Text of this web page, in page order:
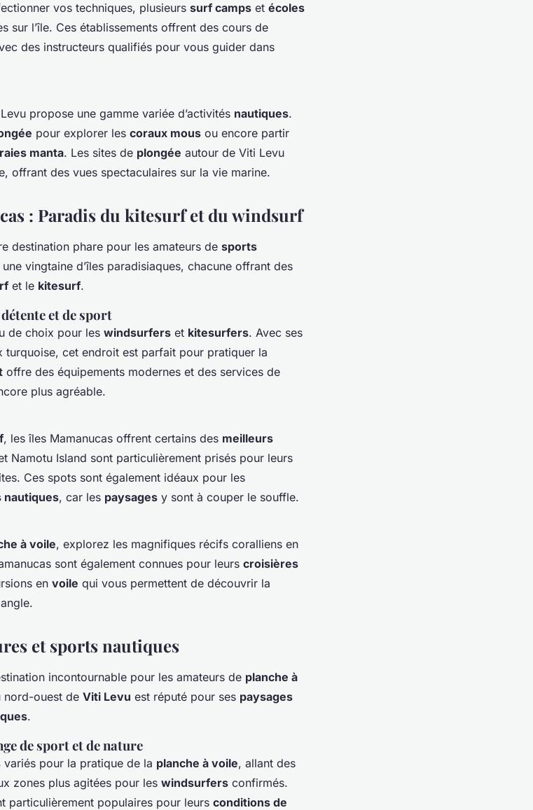
vos techniques, plusieurs surf camps et écoles
sur l’île. Ces établissements offrent des cours de
des instructeurs qualifiés pour vous guider dans
propose une gamme variée d’activités nautiques.
pour explorer les coraux mous ou encore partir
raies manta. Les sites de plongée autour de Viti Levu
offrant des vues spectaculaires sur la vie marine.
: Paradis du kitesurf et du windsurf
destination phare pour les amateurs de sports
vingtaine d’îles paradisiaques, chacune offrant des
et le kitesurf.
et de sport
de choix pour les windsurfers et kitesurfers. Avec ses
turquoise, cet endroit est parfait pour pratiquer la
offre des équipements modernes et des services de
plus agréable.
, les îles Mamanucas offrent certains des meilleurs
Namotu Island sont particulièrement prisés pour leurs
Ces spots sont également idéaux pour les
nautiques, car les paysages y sont à couper le souffle.
à voile, explorez les magnifiques récifs coralliens en
sont également connues pour leurs croisières
en voile qui vous permettent de découvrir la
et sports nautiques
incontournable pour les amateurs de planche à
nord-ouest de Viti Levu est réputé pour ses paysages
.
de sport et de nature
variés pour la pratique de la planche à voile, allant des
zones plus agitées pour les windsurfers confirmés.
particulièrement populaires pour leurs conditions de